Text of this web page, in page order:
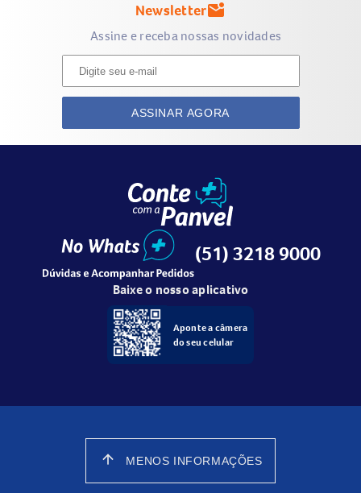
Newslettermark_email_unread
Assine e receba nossas novidades
ASSINAR AGORA
(51) 3218 9000
Baixe o nosso aplicativo
Aponte a câmera
do seu celular
arrow_upward MENOS INFORMAÇÕES